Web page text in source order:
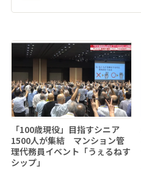
「100歳現役」目指すシニア
1500人が集結 マンション管
理代務員イベント「うぇるねす
シップ」